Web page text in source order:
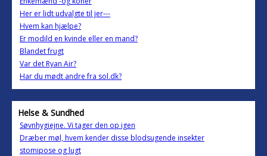
Her er lidt udvalgte til jer---
Hvem kan hjælpe?
Er modild en kvinde eller en mand?
Blandet frugt
Var det Ryan Air?
Har du mødt andre fra sol.dk?
Helse & Sundhed
Søvnhygiejne. Vi tager den op igen
Dræber møl, hvem kender disse blodsugende insekter
stomipose og lugt